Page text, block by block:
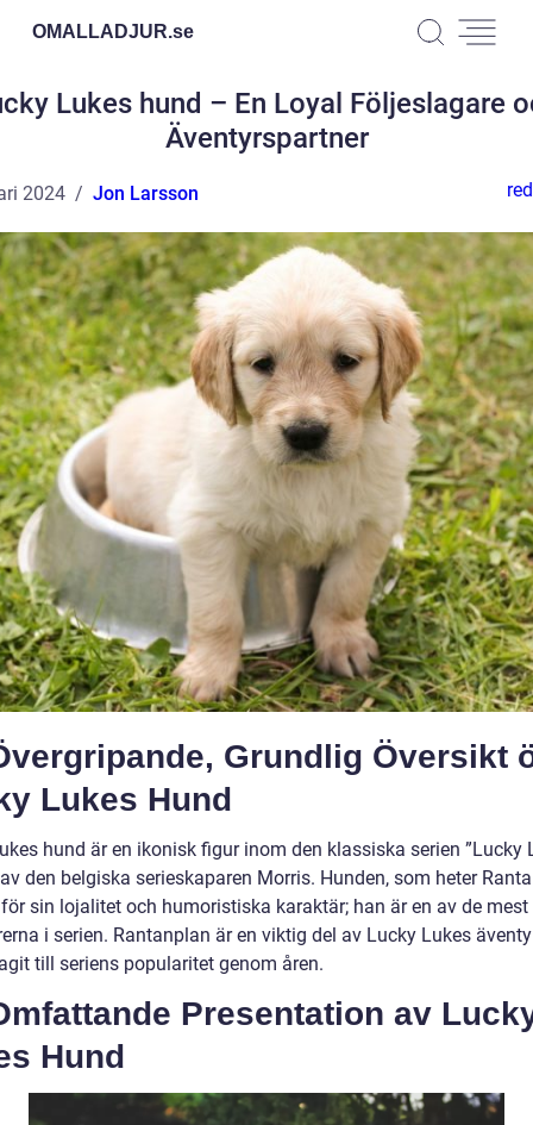
OMALLADJUR.se
Lukes hund – En Loyal Följeslagare
Äventyrspartner
2024 Jon Larsson
Grundlig Översikt
Lukes Hund
hund är en ikonisk figur inom den klassiska serien ”Lucky
den belgiska serieskaparen Morris. Hunden, som heter
sin lojalitet och humoristiska karaktär; han är en av de mest
i serien. Rantanplan är en viktig del av Lucky Lukes
till seriens popularitet genom åren.
Presentation av
Hund